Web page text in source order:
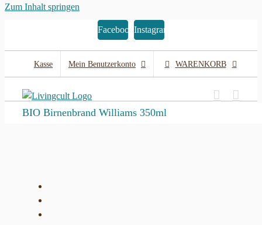
Zum Inhalt springen
Facebook Instagram
Kasse Mein Benutzerkonto WARENKORB
BIO Birnenbrand Williams 350ml